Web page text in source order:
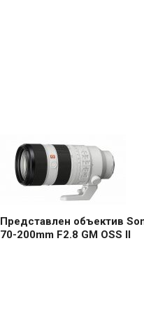
Представлен объектив
70-200mm F2.8 GM OSS II